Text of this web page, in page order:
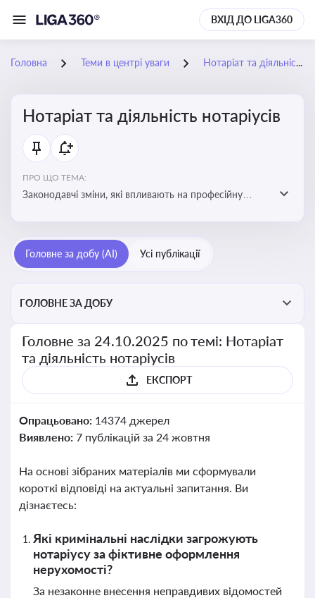
ВХІД ДО LIGA360
Головна Теми в центрі уваги Нотаріат та діяльність нотаріусів
Нотаріат та діяльність нотаріусів
ПРО ЩО ТЕМА:
Законодавчі зміни, які впливають на професійну
Головне за добу (AI) Усі публікації
ГОЛОВНЕ ЗА ДОБУ
Головне за 24.10.2025 по темі: Нотаріат
та діяльність нотаріусів
ЕКСПОРТ
Опрацьовано: 14374 джерел
Виявлено: 7 публікацій за 24 жовтня
На основі зібраних матеріалів ми сформували
короткі відповіді на актуальні запитання. Ви
дізнаєтесь:
Які кримінальні наслідки загрожують
нотаріусу за фіктивне оформлення
нерухомості?
За незаконне внесення неправдивих відомостей